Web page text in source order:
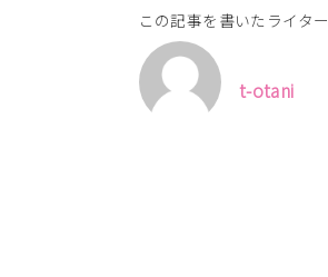
この記事を書いたライター
t-otani